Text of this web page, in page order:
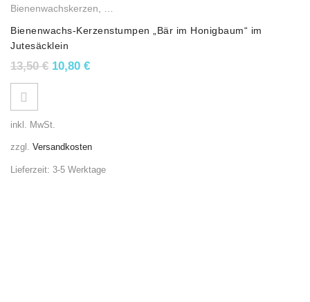
Bienenwachskerzen
Bienenwachs-Kerzenstumpen „Bär im Honigbaum“ im
Jutesäcklein
13,50€ Ursprünglicher Preis war: 13,50 €
10,80 €Aktueller Preis ist: 10,80 €.
inkl. MwSt.
zzgl. Versandkosten
Lieferzeit: 3-5 Werktage